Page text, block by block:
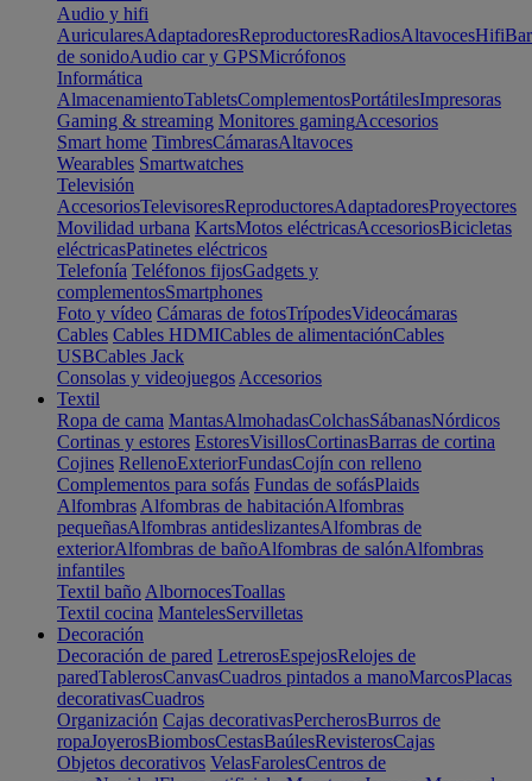
Audio y hifi
AuricularesAdaptadoresReproductoresRadiosAltavocesHifi
de sonidoAudio car y GPSMicrófonos
Informática
AlmacenamientoTabletsComplementosPortátilesImpresoras
Gaming & streaming Monitores gamingAccesorios
Smart home TimbresCámarasAltavoces
Wearables Smartwatches
Televisión
AccesoriosTelevisoresReproductoresAdaptadoresProyectores
Movilidad urbana KartsMotos eléctricasAccesoriosBicicletas
eléctricasPatinetes eléctricos
Telefonía Teléfonos fijosGadgets y
complementosSmartphones
Foto y vídeo Cámaras de fotosTrípodesVideocámaras
Cables Cables HDMICables de alimentaciónCables
USBCables Jack
Consolas y videojuegos Accesorios
Textil
Ropa de cama MantasAlmohadasColchasSábanasNórdicos
Cortinas y estores EstoresVisillosCortinasBarras de cortina
Cojines RellenoExteriorFundasCojín con relleno
Complementos para sofás Fundas de sofásPlaids
Alfombras Alfombras de habitaciónAlfombras
pequeñasAlfombras antideslizantesAlfombras de
exteriorAlfombras de bañoAlfombras de salónAlfombras
infantiles
Textil baño AlbornocesToallas
Textil cocina MantelesServilletas
Decoración
Decoración de pared LetrerosEspejosRelojes de
paredTablerosCanvasCuadros pintados a manoMarcosPlacas
decorativasCuadros
Organización Cajas decorativasPercherosBurros de
ropaJoyerosBiombosCestasBaúlesRevisterosCajas
Objetos decorativos VelasFarolesCentros de